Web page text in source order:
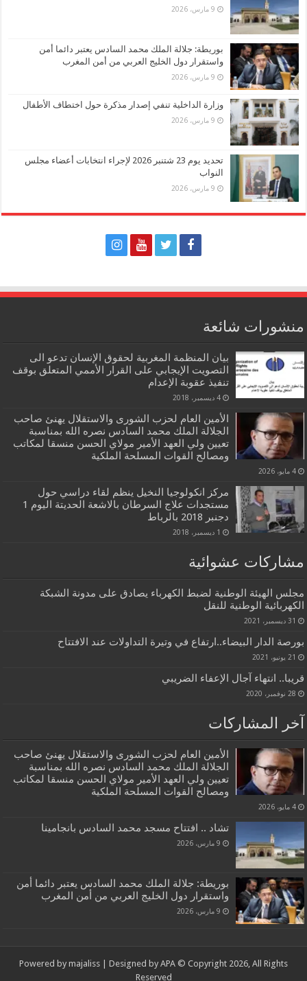
9 مارس، 2026
بوريطة: جلالة الملك محمد السادس يعتبر دائما أمن
واستقرار دول الخليج العربي من أمن المغرب
9 مارس، 2026
وزارة الداخلية تنفي إصدار مذكرة حول اختطاف الأطفال
9 مارس، 2026
تحديد يوم 23 شتنبر 2026 لإجراء انتخابات أعضاء مجلس
النواب
9 مارس، 2026
منشورات شائعة
بيان المنظمة المغربية لحقوق الإنسان تدعو الى
التصويت الإيجابي على القرار الأممي المتعلق بوقف
تنفيذ عقوبة الإعدام
4 ديسمبر، 2018
الأمين العام لحزب الشورى والاستقلال يهنئ صاحب
الجلالة الملك محمد السادس نصره الله بمناسبة
تعيين ولي العهد الأمير مولاي الحسن منسقا لمكاتب
ومصالح القوات المسلحة الملكية
4 مايو، 2026
مركز انكولوجيا النخيل ينظم لقاء دراسي حول
مستجدات علاج السرطان بالاشعة الحديتة اليوم 1
دجنبر 2018 بالرباط
1 ديسمبر، 2018
مشاركات عشوائية
مجلس الهيئة الوطنية لضبط الكهرباء يصادق على مدونة الشبكة
الكهربائية الوطنية للنقل
31 ديسمبر، 2021
بورصة الدار البيضاء..ارتفاع في وتيرة التداولات عند الافتتاح
21 يونيو، 2021
قريبا.. انتهاء آجال الإعفاء الضريبي
28 نوفمبر، 2020
آخر المشاركات
الأمين العام لحزب الشورى والاستقلال يهنئ صاحب
الجلالة الملك محمد السادس نصره الله بمناسبة
تعيين ولي العهد الأمير مولاي الحسن منسقا لمكاتب
ومصالح القوات المسلحة الملكية
4 مايو، 2026
تشاد .. افتتاح مسجد محمد السادس بانجامينا
9 مارس، 2026
بوريطة: جلالة الملك محمد السادس يعتبر دائما أمن
واستقرار دول الخليج العربي من أمن المغرب
9 مارس، 2026
Powered by majaliss | Designed by APA © Copyright 2026, All Rights
Reserved